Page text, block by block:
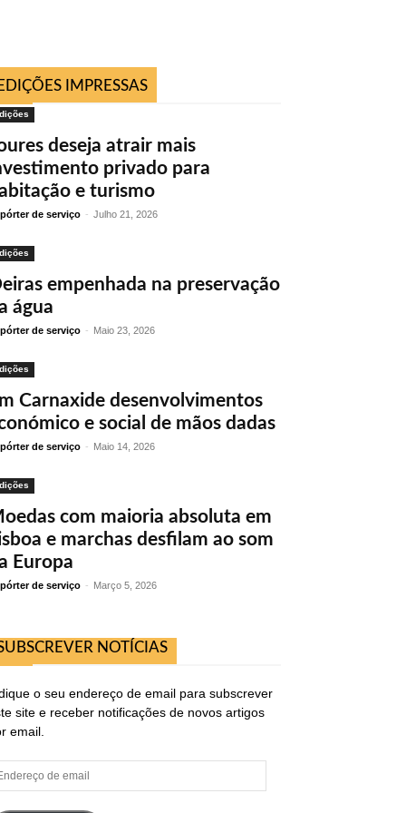
EDIÇÕES IMPRESSAS
deseja atrair mais
privado para
e turismo
de serviço - Julho 21, 2026
empenhada na preservação
água
de serviço - Maio 23, 2026
Carnaxide desenvolvimentos
e social de mãos dadas
de serviço - Maio 14, 2026
com maioria absoluta em
e marchas desfilam ao som
Europa
de serviço - Março 5, 2026
NOTÍCIAS
o seu endereço de email para subscrever
site e receber notificações de novos artigos
email.